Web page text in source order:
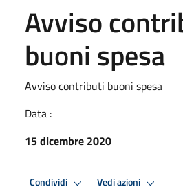
Avviso
buoni spesa
Avviso contributi buoni spesa
Data :
15 dicembre 2020
Condividi Vedi azioni